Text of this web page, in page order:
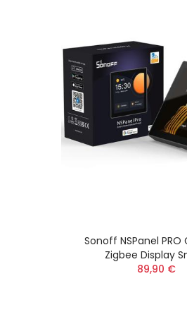
Sonoff NSPanel
Zigbee Display
89,90 €